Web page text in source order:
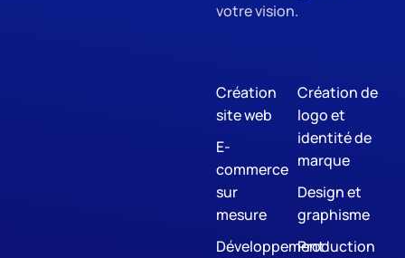
votre vision.
Création
site web
E-
commerce
sur
mesure
Développement
Création de
logo et
identité de
marque
Design et
graphisme
Production